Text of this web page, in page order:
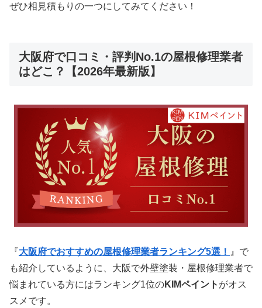
ぜひ相見積もりの一つにしてみてください！
大阪府で口コミ・評判No.1の屋根修理業者
はどこ？【2026年最新版】
『大阪府でおすすめの屋根修理業者ランキング5選！ 』で
も紹介しているように、大阪で外壁塗装・屋根修理業者で
悩まれている方にはランキング1位のKIMペイント がオス
スメです。